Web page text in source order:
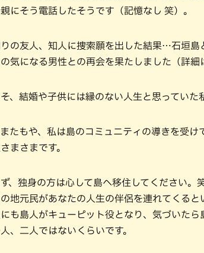
にそう電話したそうです（記憶なし 笑）。
の友人、知人に捜索願を出した結果…石垣島
気になる男性との再会を果たしました（詳細
、結婚や子供には縁のない人生と思っていた
たもや、私は島のコミュニティの導きを受け
まさまです。
、独身の方は心して島へ移住してください。
地元民があなたの人生の伴侶を連れてくると
も島人がキューピット役となり、気づいた
、二人ではないくらいです。